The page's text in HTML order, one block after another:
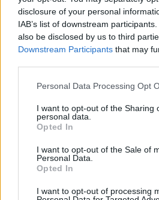
disclosure of your personal
IAB’s list of downstream
also be disclosed by us to third
Downstream Participants that may
Please note that this website/app
not limited to your visit or usage
grant or deny consent to Google
use your data for below specified
consent section.
Personal Data Processing Opt
I want to opt-out of the Sharing
personal data.
Opted In
I want to opt-out of the Sale of
Personal Data.
Opted In
I want to opt-out of processing
ΑΣΕΠ: Εξ αποστάσεως
Πιστοποίηση
μέρες
Μάθε πρώτος όλες
ειδήσεις.
Βάλε το proson.gr
αναζήτησης της